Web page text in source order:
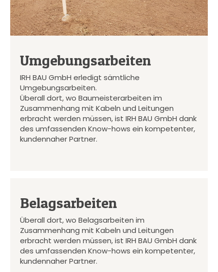
Umgebungsarbeiten
IRH BAU GmbH erledigt sämtliche
Umgebungsarbeiten.
Überall dort, wo Baumeisterarbeiten im
Zusammenhang mit Kabeln und Leitungen
erbracht werden müssen, ist IRH BAU GmbH dank
des umfassenden Know-hows ein kompetenter,
kundennaher Partner.
Belagsarbeiten
Überall dort, wo Belagsarbeiten im
Zusammenhang mit Kabeln und Leitungen
erbracht werden müssen, ist IRH BAU GmbH dank
des umfassenden Know-hows ein kompetenter,
kundennaher Partner.